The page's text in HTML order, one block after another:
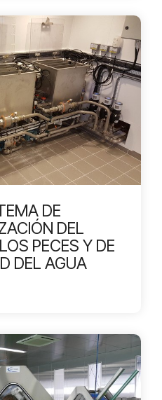
DE
DEL
PECES Y DE
DEL AGUA